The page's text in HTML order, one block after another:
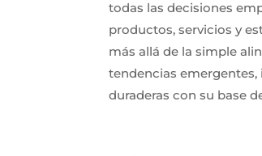
todas las decisiones
productos, servicios y
más allá de la simple
tendencias
duraderas con su base